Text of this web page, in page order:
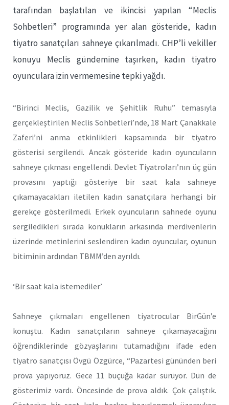
tarafından başlatılan ve ikincisi yapılan “Meclis
Sohbetleri” programında yer alan gösteride, kadın
tiyatro sanatçıları sahneye çıkarılmadı. CHP’li vekiller
konuyu Meclis gündemine taşırken, kadın tiyatro
oyunculara izin vermemesine tepki yağdı.
“Birinci Meclis, Gazilik ve Şehitlik Ruhu” temasıyla
gerçekleştirilen Meclis Sohbetleri’nde, 18 Mart Çanakkale
Zaferi’ni anma etkinlikleri kapsamında bir tiyatro
gösterisi sergilendi. Ancak gösteride kadın oyuncuların
sahneye çıkması engellendi. Devlet Tiyatroları’nın üç gün
provasını yaptığı gösteriye bir saat kala sahneye
çıkamayacakları iletilen kadın sanatçılara herhangi bir
gerekçe gösterilmedi. Erkek oyuncuların sahnede oyunu
sergiledikleri sırada konukların arkasında merdivenlerin
üzerinde metinlerini seslendiren kadın oyuncular, oyunun
bitiminin ardından TBMM’den ayrıldı.
‘Bir saat kala istemediler’
Sahneye çıkmaları engellenen tiyatrocular BirGün’e
konuştu. Kadın sanatçıların sahneye çıkamayacağını
öğrendiklerinde gözyaşlarını tutamadığını ifade eden
tiyatro sanatçısı Övgü Özgürce, “Pazartesi gününden beri
prova yapıyoruz. Gece 11 buçuğa kadar sürüyor. Dün de
gösterimiz vardı. Öncesinde de prova aldık. Çok çalıştık.